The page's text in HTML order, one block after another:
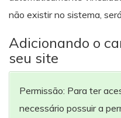
não existir no sistema,
Adicionando o
seu site
Permissão: Para ter
necessário possuir a